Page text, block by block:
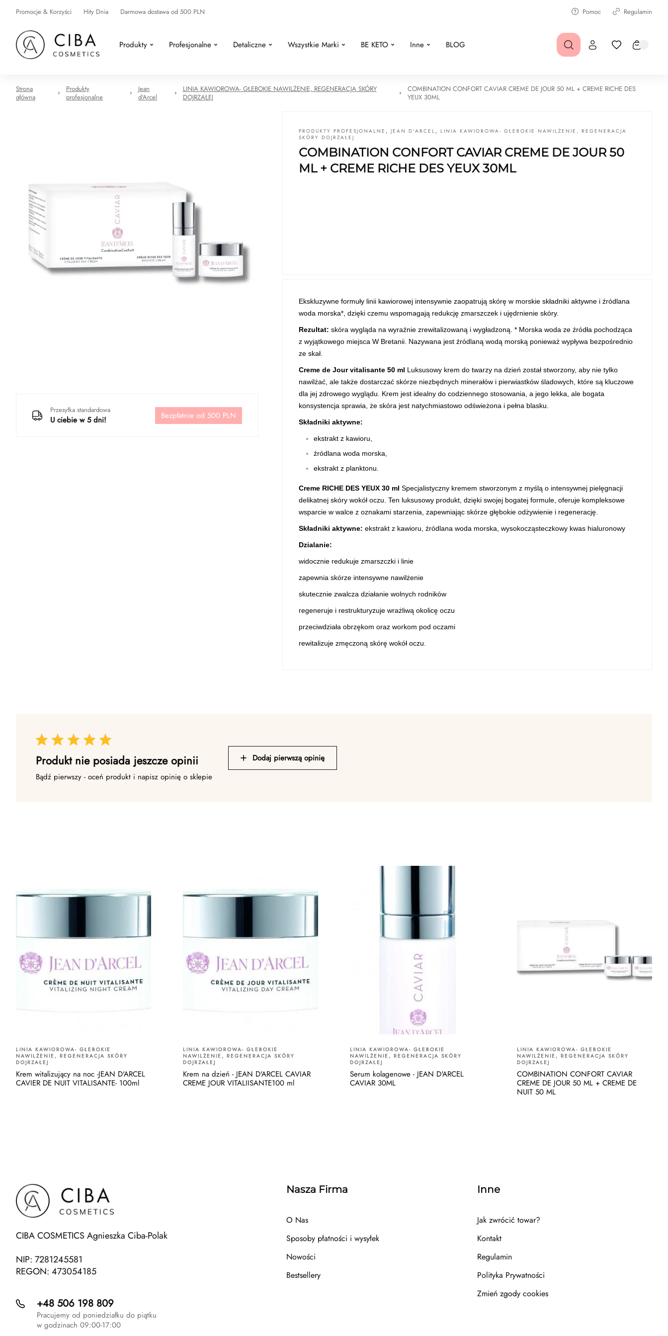
Promocje & Korzyści Hity Dnia Darmowa dostawa od 500 PLN Pomoc Regulamin
Produkty Profesjonalne Detaliczne Wszystkie Marki BE KETO Inne BLOG
Strona
główna
Produkty
profesjonalne
Jean
d'Arcel
LINIA KAWIOROWA- GŁEBOKIE NAWILŻENIE, REGENERACJA SKÓRY
DOJRZAŁEJ
COMBINATION CONFORT CAVIAR CREME DE JOUR 50 ML + CREME RICHE DES
YEUX 30ML
Przesyłka standardowa
U ciebie w 5 dni! Bezpłatnie od 500 PLN
PRODUKTY PROFESJONALNE , JEAN D'ARCEL , LINIA KAWIOROWA- GŁEBOKIE NAWILŻENIE, REGENERACJA
SKÓRY DOJRZAŁEJ
COMBINATION CONFORT CAVIAR CREME DE JOUR 50
ML + CREME RICHE DES YEUX 30ML
Ekskluzywne formuły linii kawiorowej intensywnie zaopatrują skórę w morskie składniki aktywne i źródlana
woda morska*, dzięki czemu wspomagają redukcję zmarszczek i ujędrnienie skóry.
Rezultat: skóra wygląda na wyraźnie zrewitalizowaną i wygładzoną. * Morska woda ze źródła pochodząca
z wyjątkowego miejsca W Bretanii. Nazywana jest źródlaną wodą morską ponieważ wypływa bezpośrednio
ze skał.
Creme de Jour vitalisante 50 ml Luksusowy krem do twarzy na dzień został stworzony, aby nie tylko
nawilżać, ale także dostarczać skórze niezbędnych minerałów i pierwiastków śladowych, które są kluczowe
dla jej zdrowego wyglądu. Krem jest idealny do codziennego stosowania, a jego lekka, ale bogata
konsystencja sprawia, że skóra jest natychmiastowo odświeżona i pełna blasku.
Składniki aktywne:
ekstrakt z kawioru,
źródlana woda morska,
ekstrakt z planktonu.
Creme RICHE DES YEUX 30 ml Specjalistyczny kremem stworzonym z myślą o intensywnej pielęgnacji
delikatnej skóry wokół oczu. Ten luksusowy produkt, dzięki swojej bogatej formule, oferuje kompleksowe
wsparcie w walce z oznakami starzenia, zapewniając skórze głębokie odżywienie i regenerację.
Składniki aktywne: ekstrakt z kawioru, źródlana woda morska, wysokocząsteczkowy kwas hialuronowy
Dzialanie:
widocznie redukuje zmarszczki i linie
zapewnia skórze intensywne nawilżenie
skutecznie zwalcza działanie wolnych rodników
regeneruje i restrukturyzuje wrażliwą okolicę oczu
przeciwdziała obrzękom oraz workom pod oczami
rewitalizuje zmęczoną skórę wokół oczu.
Produkt nie posiada jeszcze opinii
Bądź pierwszy - oceń produkt i napisz opinię o sklepie
Dodaj pierwszą opinię
LINIA KAWIOROWA- GŁEBOKIE
NAWILŻENIE, REGENERACJA SKÓRY
DOJRZAŁEJ
Krem witalizujący na noc -JEAN D'ARCEL
CAVIER DE NUIT VITALISANTE- 100ml
LINIA KAWIOROWA- GŁEBOKIE
NAWILŻENIE, REGENERACJA SKÓRY
DOJRZAŁEJ
Krem na dzień - JEAN D'ARCEL CAVIAR
CREME JOUR VITALIISANTE100 ml
LINIA KAWIOROWA- GŁEBOKIE
NAWILŻENIE, REGENERACJA SKÓRY
DOJRZAŁEJ
Serum kolagenowe - JEAN D'ARCEL
CAVIAR 30ML
LINIA KAWIOROWA- GŁEBOKIE
NAWILŻENIE, REGENERACJA SKÓRY
DOJRZAŁEJ
COMBINATION CONFORT CAVIAR
CREME DE JOUR 50 ML + CREME DE
NUIT 50 ML
CIBA COSMETICS Agnieszka Ciba-Polak
NIP: 7281245581
REGON: 473054185
+48 506 198 809
Pracujemy od poniedziałku do piątku
w godzinach 09:00-17:00
Nasza Firma
O Nas
Sposoby płatności i wysyłek
Nowości
Bestsellery
Inne
Jak zwrócić towar?
Kontakt
Regulamin
Polityka Prywatności
Zmień zgody cookies